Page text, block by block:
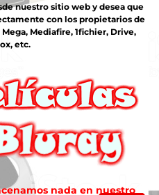
nuestro sitio web y desea que
con los propietarios de
Mediafire, 1fichier, Drive,
etc.
nada en nuestro